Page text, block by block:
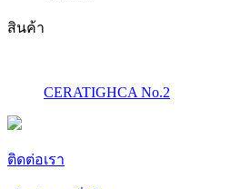
สินค้า
CERATIGHCA No.2
ติดต่อเรา